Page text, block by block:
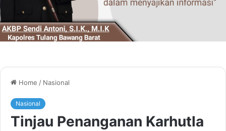
Home / Nasional
Nasional
Tinjau Penanganan Karhutla